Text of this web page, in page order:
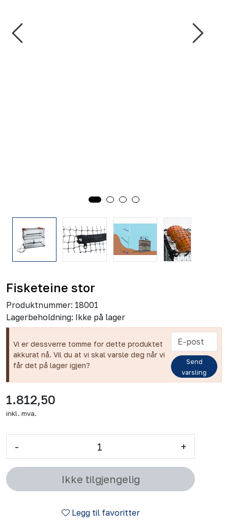
Fisketeine stor
Produktnummer: 18001
Lagerbeholdning: Ikke på lager
Vi er dessverre tomme for dette produktet
akkurat nå. Vil du at vi skal varsle deg når vi
får det på lager igjen?
Send
varsling
1.812,50
inkl. mva.
- +
Ikke tilgjengelig
Legg til favoritter